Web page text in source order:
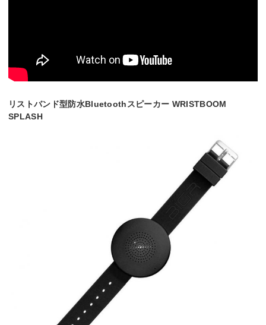
リストバンド型防水Bluetoothスピーカー WRISTBOOM
SPLASH